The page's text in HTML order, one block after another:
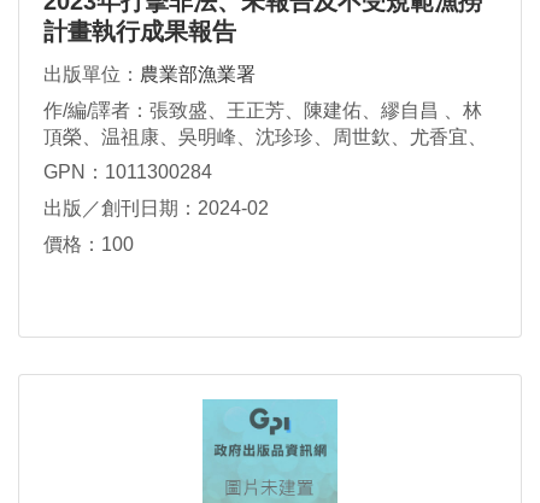
計畫執行成果報告
出版單位： 農業部漁業署
作/編/譯者：張致盛、王正芳、陳建佑、繆自昌 、林
頂榮、温祖康、吳明峰、沈珍珍、周世欽、尤香宜、
林琇蘋、賴怡汝、黃安強、許桓瑋、林其璇、黃順
國一
GPN：1011300284
出版／創刊日期：2024-02
價格：100